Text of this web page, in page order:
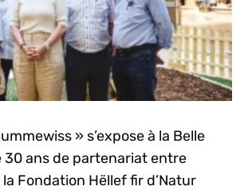
» s’expose à la Belle
30 ans de partenariat entre
Fondation Hëllef fir d’Natur